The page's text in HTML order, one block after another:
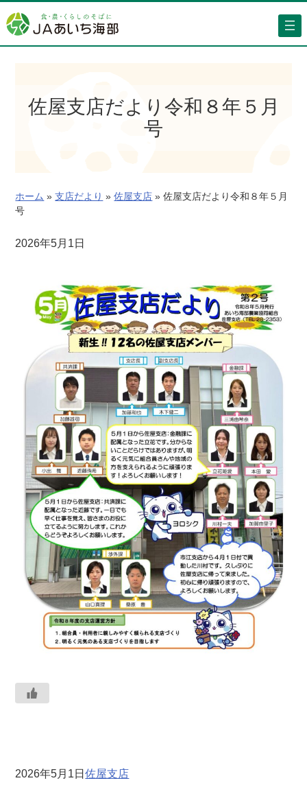
容
を
佐屋支店だより令和８年５月
号
ホーム » 支店だより » 佐屋支店 » 佐屋支店だより令和８年５月
号
2026年5月1日
2026年5月1日佐屋支店